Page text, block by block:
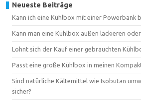
Neueste Beiträge
Kann ich eine Kühlbox mit einer Powerbank
Kann man eine Kühlbox außen lackieren
Lohnt sich der Kauf einer gebrauchten
Passt eine große Kühlbox in meinen
Sind natürliche Kältemittel wie Isobutan
sicher?